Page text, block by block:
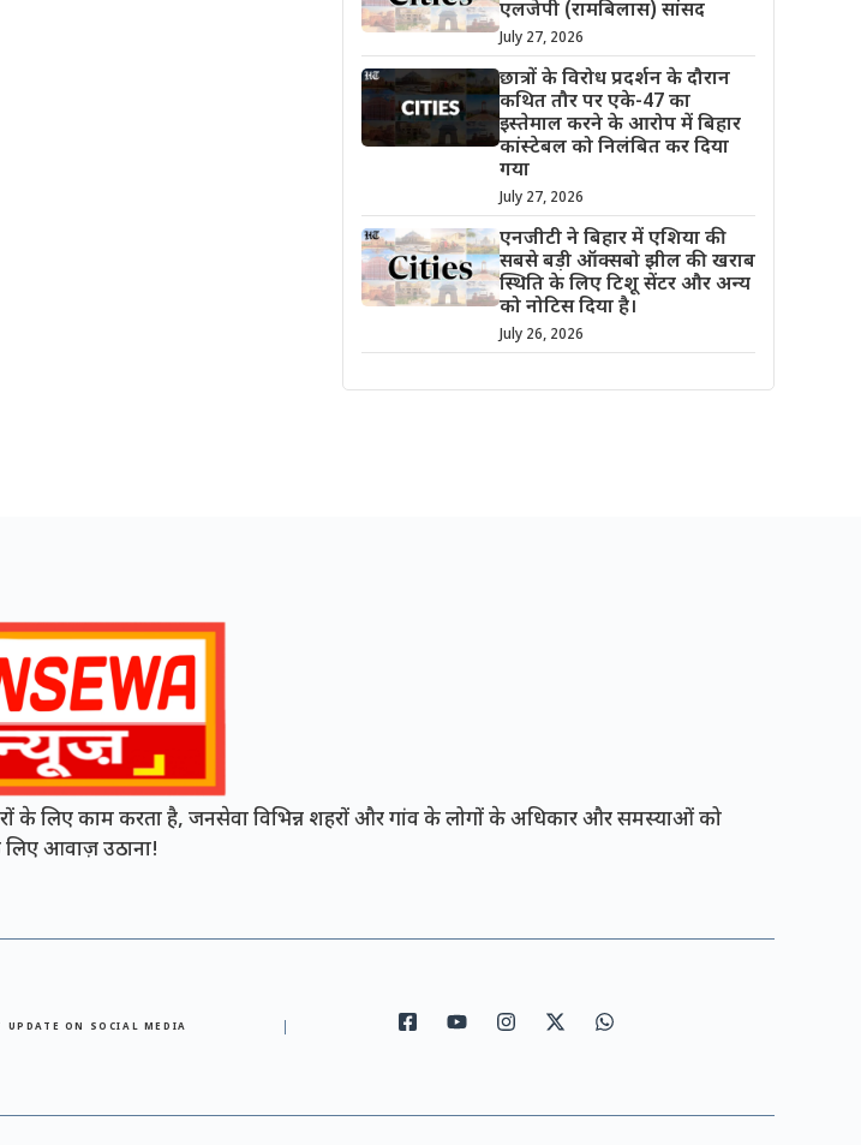
एलजेपी (रामबिलास) सांसद
July 27, 2026
छात्रों के विरोध प्रदर्शन के दौरान
कथित तौर पर एके-47 का
इस्तेमाल करने के आरोप में बिहार
कांस्टेबल को निलंबित कर दिया
गया
July 27, 2026
एनजीटी ने बिहार में एशिया की
सबसे बड़ी ऑक्सबो झील की खराब
स्थिति के लिए टिशू सेंटर और अन्य
को नोटिस दिया है।
July 26, 2026
के लिए काम करता है, जनसेवा विभिन्न शहरों और गांव के लोगों के अधिकार और समस्याओं को
लिए आवाज़ उठाना!
UPDATE ON SOCIAL MEDIA